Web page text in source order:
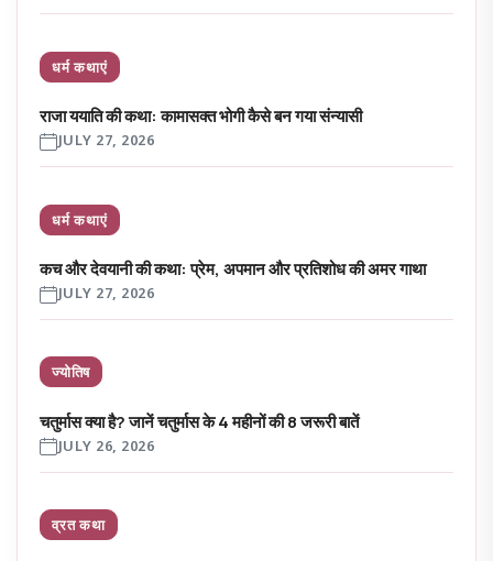
धर्म कथाएं
राजा ययाति की कथा: कामासक्त भोगी कैसे बन गया संन्यासी
JULY 27, 2026
धर्म कथाएं
कच और देवयानी की कथा: प्रेम, अपमान और प्रतिशोध की अमर गाथा
JULY 27, 2026
ज्योतिष
चतुर्मास क्या है? जानें चतुर्मास के 4 महीनों की 8 जरूरी बातें
JULY 26, 2026
व्रत कथा